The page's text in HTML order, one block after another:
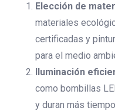
Elección de
materiales
certificadas y
para el medio
Iluminación
como bombillas
y duran más